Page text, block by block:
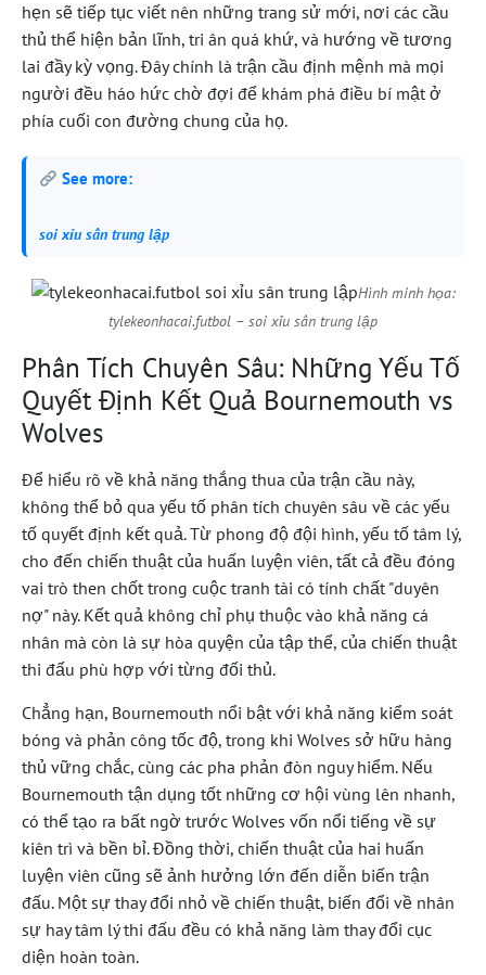
hẹn sẽ tiếp tục viết nên những trang sử mới, nơi các cầu
thủ thể hiện bản lĩnh, tri ân quá khứ, và hướng về tương
lai đầy kỳ vọng. Đây chính là trận cầu định mệnh mà mọi
người đều háo hức chờ đợi để khám phá điều bí mật ở
phía cuối con đường chung của họ.
See more:
soi xỉu sân trung lập
Hình minh họa:
tylekeonhacai.futbol – soi xỉu sân trung lập
Phân Tích Chuyên Sâu: Những Yếu Tố
Quyết Định Kết Quả Bournemouth vs
Wolves
Để hiểu rõ về khả năng thắng thua của trận cầu này,
không thể bỏ qua yếu tố phân tích chuyên sâu về các yếu
tố quyết định kết quả. Từ phong độ đội hình, yếu tố tâm lý,
cho đến chiến thuật của huấn luyện viên, tất cả đều đóng
vai trò then chốt trong cuộc tranh tài có tính chất "duyên
nợ" này. Kết quả không chỉ phụ thuộc vào khả năng cá
nhân mà còn là sự hòa quyện của tập thể, của chiến thuật
thi đấu phù hợp với từng đối thủ.
Chẳng hạn, Bournemouth nổi bật với khả năng kiểm soát
bóng và phản công tốc độ, trong khi Wolves sở hữu hàng
thủ vững chắc, cùng các pha phản đòn nguy hiểm. Nếu
Bournemouth tận dụng tốt những cơ hội vùng lên nhanh,
có thể tạo ra bất ngờ trước Wolves vốn nổi tiếng về sự
kiên trì và bền bỉ. Đồng thời, chiến thuật của hai huấn
luyện viên cũng sẽ ảnh hưởng lớn đến diễn biến trận
đấu. Một sự thay đổi nhỏ về chiến thuật, biến đổi về nhân
sự hay tâm lý thi đấu đều có khả năng làm thay đổi cục
diện hoàn toàn.